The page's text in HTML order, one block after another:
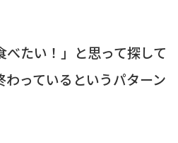
べたい！」と思って探して
わっているというパターン